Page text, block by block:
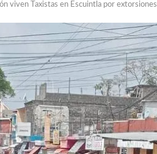
viven Taxistas en Escuintla por extorsiones